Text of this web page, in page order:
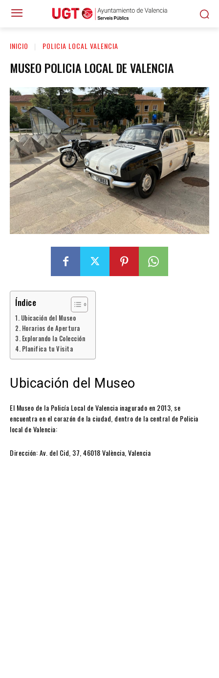
INICIO POLICIA LOCAL VALENCIA
MUSEO POLICIA LOCAL DE VALENCIA
Índice
Ubicación del Museo
Horarios de Apertura
Explorando la Colección
Planifica tu Visita
Ubicación del Museo
El Museo de la Policía Local de Valencia inagurado en 2013, se
encuentra en el corazón de la ciudad, dentro de la central de Policia
local de Valencia:
Dirección: Av. del Cid, 37, 46018 València, Valencia